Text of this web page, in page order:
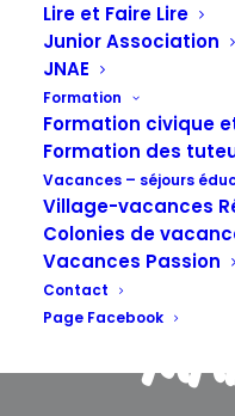
Lire et Faire Lire
Junior Association
JNAE
Formation
Formation civique
Formation des
Vacances – séjours
Village-vacances
Colonies de
Vacances Passion
Contact
Page Facebook